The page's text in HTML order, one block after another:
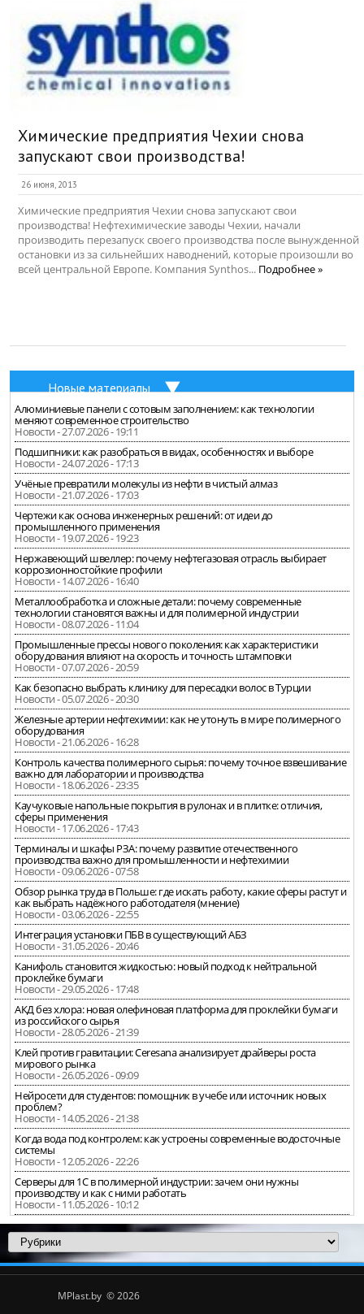
Химические предприятия Чехии снова
запускают свои производства!
26 июня, 2013
Химические предприятия Чехии снова запускают свои
производства! Нефтехимические заводы Чехии, начали
производить перезапуск своего производства после вынужденной
остановки из за сильнейших наводнений, которые произошли во
всей центральной Европе. Компания Synthos... Подробнее »
Новые материалы
Алюминиевые панели с сотовым заполнением: как технологии
меняют современное строительство
Новости - 27.07.2026 - 19:11
Подшипники: как разобраться в видах, особенностях и выборе
Новости - 24.07.2026 - 17:13
Учёные превратили молекулы из нефти в чистый алмаз
Новости - 21.07.2026 - 17:03
Чертежи как основа инженерных решений: от идеи до
промышленного применения
Новости - 19.07.2026 - 19:23
Нержавеющий швеллер: почему нефтегазовая отрасль выбирает
коррозионностойкие профили
Новости - 14.07.2026 - 16:40
Металлообработка и сложные детали: почему современные
технологии становятся важны и для полимерной индустрии
Новости - 08.07.2026 - 11:04
Промышленные прессы нового поколения: как характеристики
оборудования влияют на скорость и точность штамповки
Новости - 07.07.2026 - 20:59
Как безопасно выбрать клинику для пересадки волос в Турции
Новости - 05.07.2026 - 20:30
Железные артерии нефтехимии: как не утонуть в мире полимерного
оборудования
Новости - 21.06.2026 - 16:28
Контроль качества полимерного сырья: почему точное взвешивание
важно для лаборатории и производства
Новости - 18.06.2026 - 23:35
Каучуковые напольные покрытия в рулонах и в плитке: отличия,
сферы применения
Новости - 17.06.2026 - 17:43
Терминалы и шкафы РЗА: почему развитие отечественного
производства важно для промышленности и нефтехимии
Новости - 09.06.2026 - 07:58
Обзор рынка труда в Польше: где искать работу, какие сферы растут и
как выбрать надёжного работодателя (мнение)
Новости - 03.06.2026 - 22:55
Интеграция установки ПБВ в существующий АБЗ
Новости - 31.05.2026 - 20:46
Канифоль становится жидкостью: новый подход к нейтральной
проклейке бумаги
Новости - 29.05.2026 - 17:48
АКД без хлора: новая олефиновая платформа для проклейки бумаги
из российского сырья
Новости - 28.05.2026 - 21:39
Клей против гравитации: Ceresana анализирует драйверы роста
мирового рынка
Новости - 26.05.2026 - 09:09
Нейросети для студентов: помощник в учебе или источник новых
проблем?
Новости - 14.05.2026 - 21:38
Когда вода под контролем: как устроены современные водосточные
системы
Новости - 12.05.2026 - 22:26
Серверы для 1С в полимерной индустрии: зачем они нужны
производству и как с ними работать
Новости - 11.05.2026 - 10:12
MPlast.by © 2026